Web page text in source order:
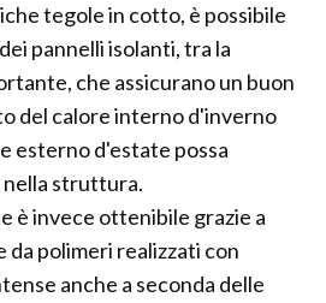
tegole in cotto, è possibile
pannelli isolanti, tra la
che assicurano un buon
del calore interno d'inverno
esterno d'estate possa
struttura.
è invece ottenibile grazie a
polimeri realizzati con
anche a seconda delle